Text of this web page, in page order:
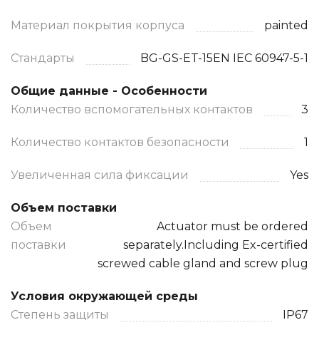
Материал покрытия корпуса painted
Стандарты BG-GS-ET-15EN IEC 60947-5-1
Общие данные - Особенности
Количество вспомогательных контактов
3
Количество контактов безопасности 1
Увеличенная сила фиксации Yes
Объем поставки
Объем
поставки
Actuator must be ordered
separately.Including Ex-certified
screwed cable gland and screw plug
Условия окружающей среды
Степень защиты
IP67